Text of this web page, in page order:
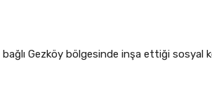
Gezköy bölgesinde inşa ettiği sosyal